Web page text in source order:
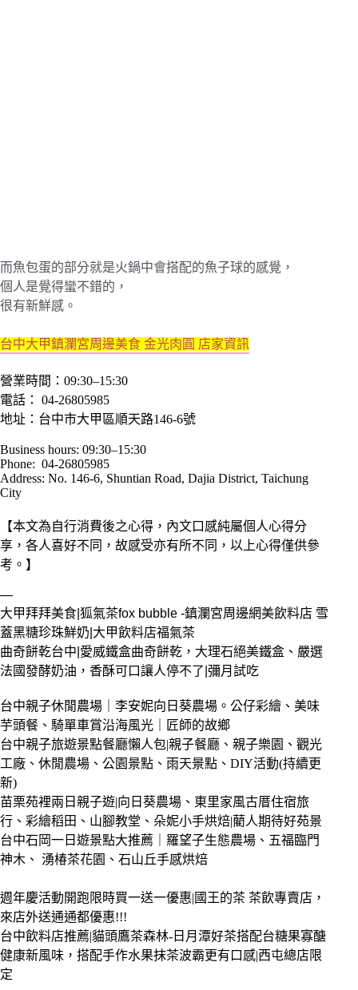
而魚包蛋的部分就是火鍋中會搭配的魚子球的感覺，
個人是覺得蠻不錯的，
很有新鮮感。
台中大甲鎮瀾宮周邊美食 金光肉圓 店家資訊
營業時間：09:30–15:30
電話： 04-26805985
地址：台中市大甲區順天路146-6號
Business hours: 09:30–15:30
Phone: 04-26805985
Address: No. 146-6, Shuntian Road, Dajia District, Taichung
City
【本文為自行消費後之心得，內文口感純屬個人心得分
享，各人喜好不同，故感受亦有所不同，以上心得僅供參
考。】
—
大甲拜拜美食|狐氣茶fox bubble -鎮瀾宮周邊網美飲料店 雪
蓋黑糖珍珠鮮奶|大甲飲料店福氣茶
曲奇餅乾台中|愛威鐵盒曲奇餅乾，大理石絕美鐵盒、嚴選
法國發酵奶油，香酥可口讓人停不了|彌月試吃
台中親子休閒農場｜李安妮向日葵農場。公仔彩繪、美味
芋頭餐、騎單車賞沿海風光｜匠師的故鄉
台中親子旅遊景點餐廳懶人包|親子餐廳、親子樂園、觀光
工廠、休閒農場、公園景點、雨天景點、DIY活動(持續更
新)
苗栗苑裡兩日親子遊|向日葵農場、東里家風古厝住宿旅
行、彩繪稻田、山腳教堂、朵妮小手烘焙|藺人期待好苑景
台中石岡一日遊景點大推薦｜羅望子生態農場、五福臨門
神木、 湧椿茶花園、石山丘手感烘焙
週年慶活動開跑限時買一送一優惠|國王的茶 茶飲專賣店，
來店外送通通都優惠!!!
台中飲料店推薦|貓頭鷹茶森林-日月潭好茶搭配台糖果寡醣
健康新風味，搭配手作水果抹茶波霸更有口感|西屯總店限
定